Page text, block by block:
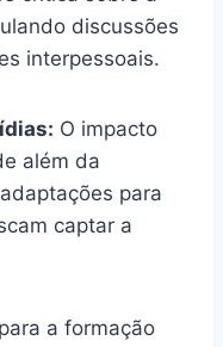
discussões
interpessoais.
O impacto
além da
para
captar a
a formação